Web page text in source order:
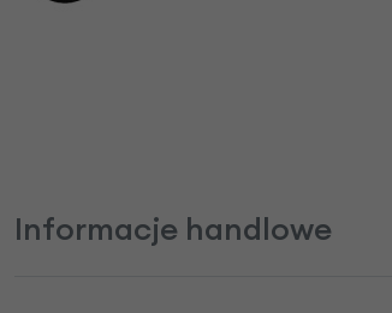
Informacje handlowe